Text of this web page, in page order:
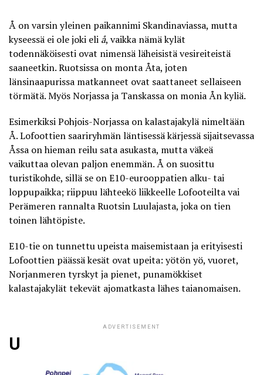
Å on varsin yleinen paikannimi Skandinaviassa, mutta
kyseessä ei ole joki eli å, vaikka nämä kylät
todennäköisesti ovat nimensä läheisistä vesireiteistä
saaneetkin. Ruotsissa on monta Åta, joten
länsinaapurissa matkanneet ovat saattaneet sellaiseen
törmätä. Myös Norjassa ja Tanskassa on monia Ån kyliä.
Esimerkiksi Pohjois-Norjassa onkalastajakylä nimeltään
Å. Lofoottien saariryhmän läntisessä kärjessä sijaitsevassa
Åssa on hieman reilu sata asukasta, mutta väkeä
vaikuttaa olevan paljon enemmän. Å on suosittu
turistikohde, sillä se on E10-eurooppatien alku- tai
loppupaikka; riippuu lähteekö liikkeelle Lofooteilta vai
Perämeren rannalta Ruotsin Luulajasta, joka on tien
toinen lähtöpiste.
E10-tie on tunnettu upeista maisemistaan ja erityisesti
Lofoottien päässä kesät ovat upeita: yötön yö, vuoret,
Norjanmeren tyrskyt ja pienet, punamökkiset
kalastajakylät tekevät ajomatkasta lähes taianomaisen.
ADVERTISEMENT
U